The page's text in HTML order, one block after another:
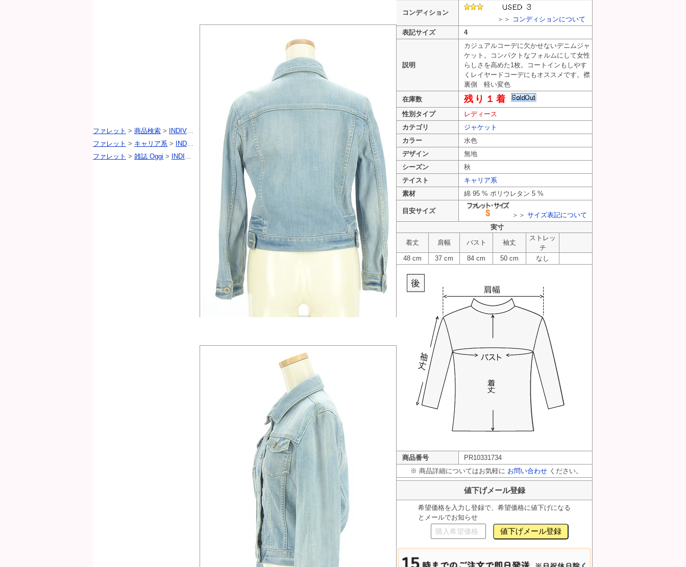
コンディション
＞＞ コンディションについて
表記サイズ
4
説明
カジュアルコーデに欠かせないデニムジャ
ケット。コンパクトなフォルムにして女性
らしさを高めた1枚。コートインもしやす
くレイヤードコーデにもオススメです。襟
裏側 軽い変色
在庫数
残り１着
性別タイプ
レディース
カテゴリ
ジャケット
カラー
水色
デザイン
無地
シーズン
秋
テイスト
キャリア系
素材
綿 95 % ポリウレタン 5 %
目安サイズ
＞＞ サイズ表記について
実寸
着丈
肩幅 バスト 袖丈
ストレッ
チ
48 cm
37 cm 84 cm 50 cm なし
商品番号
PR10331734
※ 商品詳細についてはお気軽に お問い合わせ ください。
値下げメール登録
希望価格を入力し登録で、希望価格に値下げになる
とメールでお知らせ
ファレット > 商品検索 > INDIVI（インディヴィ） >
INDIVI（インディヴィ） PR10331734
ファレット > キャリア系 > INDIVI（インディヴィ） >INDIVI（インディヴィ） PR10331734
ファレット > 雑誌 Oggi > INDIVI（インディヴィ） >INDIVI（インディヴィ） PR10331734